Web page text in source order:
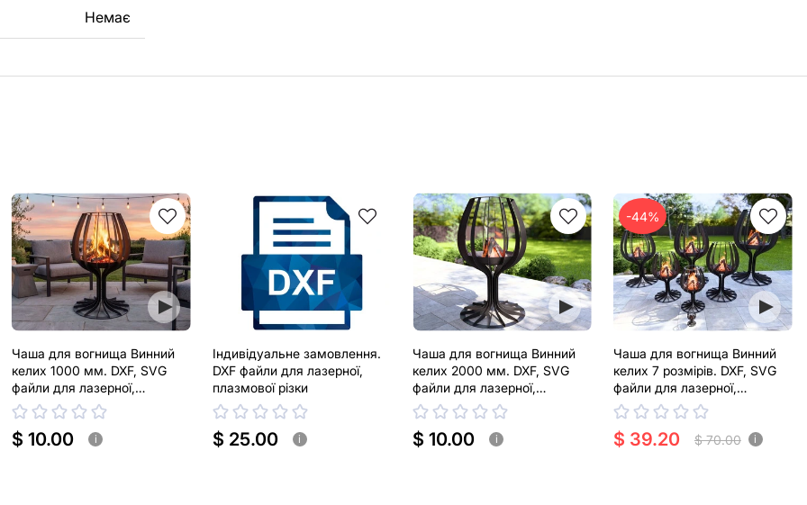
Немає
Чаша для вогнища Винний
келих 1000 мм. DXF, SVG
файли для лазерної,
плазмової різки
$ 10.00 i
Індивідуальне замовлення.
DXF файли для лазерної,
плазмової різки
$ 25.00 i
Чаша для вогнища Винний
келих 2000 мм. DXF, SVG
файли для лазерної,
плазмової різки
$ 10.00 i
-44%
Чаша для вогнища Винний
келих 7 розмірів. DXF, SVG
файли для лазерної,
плазмової різки
$ 39.20 $ 70.00 i